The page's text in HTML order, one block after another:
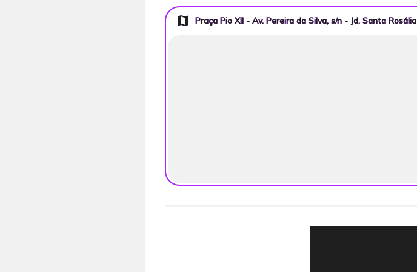
map Praça Pio XII - Av. Pereira da Silva, s/n - Jd. Santa Rosália